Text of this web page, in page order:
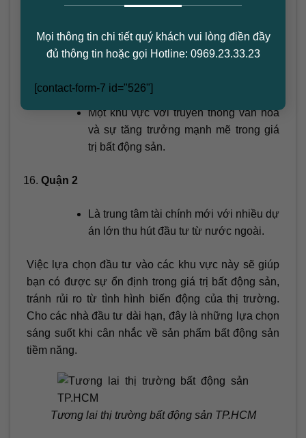
Mọi thông tin chi tiết quý khách vui lòng điền đầy
đủ thông tin hoặc gọi Hotline: 0969.23.33.23
[contact-form-7 id="526"]
với nhiều dự án nhà ở mới.
Một khu vực với truyền thống văn hóa
và sự tăng trưởng mạnh mẽ trong giá
trị bất động sản.
Quận 2
Là trung tâm tài chính mới với nhiều dự
án lớn thu hút đầu tư từ nước ngoài.
Việc lựa chọn đầu tư vào các khu vực này sẽ giúp
bạn có được sự ổn định trong giá trị bất động sản,
tránh rủi ro từ tình hình biến động của thị trường.
Cho các nhà đầu tư dài hạn, đây là những lựa chọn
sáng suốt khi cân nhắc về sản phẩm bất động sản
tiềm năng.
Tương lai thị trường bất động sản TP.HCM